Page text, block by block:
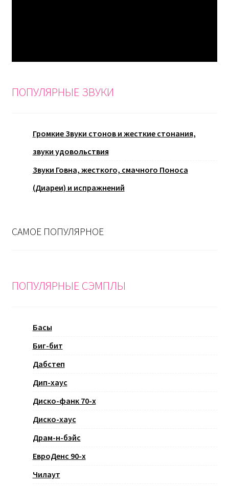
ПОПУЛЯРНЫЕ ЗВУКИ
Громкие Звуки стонов и жесткие стонания,
звуки удовольствия
Звуки Говна, жесткого, смачного Поноса
(Диареи) и испражнений
САМОЕ ПОПУЛЯРНОЕ
ПОПУЛЯРНЫЕ СЭМПЛЫ
Басы
Биг-бит
Дабстеп
Дип-хаус
Диско-фанк 70-х
Диско-хаус
Драм-н-бэйс
ЕвроДенс 90-х
Чилаут